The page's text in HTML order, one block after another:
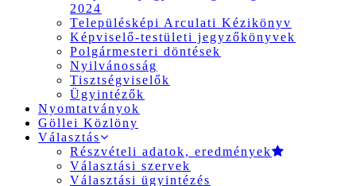
2024
Településképi Arculati Kézikönyv
Képviselő-testületi jegyzőkönyvek
Polgármesteri döntések
Nyilvánosság
Tisztségviselők
Ügyintézők
Nyomtatványok
Göllei Közlöny
Választás
Részvételi adatok, eredmények
Választási szervek
Választási ügyintézés